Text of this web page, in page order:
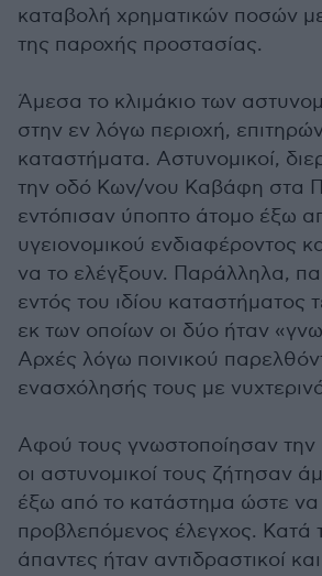
καταβολή χρηματικών ποσών
της παροχής προστασίας.
Άμεσα το κλιμάκιο των
στην εν λόγω περιοχή,
καταστήματα. Αστυνομικοί,
την οδό Κων/νου Καβάφη στα
εντόπισαν ύποπτο άτομο έξω
υγειονομικού ενδιαφέροντος
να το ελέγξουν. Παράλληλα,
εντός του ιδίου καταστήματος
εκ των οποίων οι δύο ήταν
Αρχές λόγω ποινικού
ενασχόλησής τους με
Αφού τους γνωστοποίησαν την
οι αστυνομικοί τους ζήτησαν
έξω από το κατάστημα ώστε να
προβλεπόμενος έλεγχος. Κατά
άπαντες ήταν αντιδραστικοί